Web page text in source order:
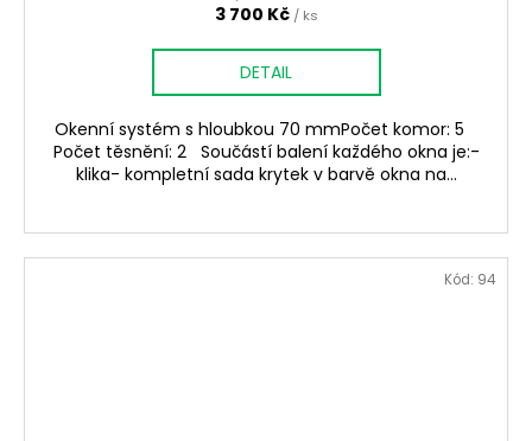
3 700 Kč / ks
DETAIL
Okenní systém s hloubkou 70 mmPočet komor: 5
Počet těsnění: 2 Součástí balení každého okna je:-
klika- kompletní sada krytek v barvě okna na...
Kód: 94